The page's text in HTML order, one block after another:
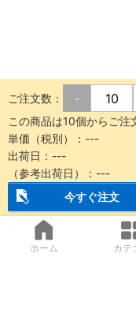
ご注文数： -
この商品は10個からご注
単価（税別）： ---
出荷日： ---
（参考出荷日）： ---
今すぐ注文
ホーム カテ